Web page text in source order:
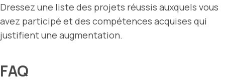
Dressez une liste des projets réussis auxquels vous
avez participé et des compétences acquises qui
justifient une augmentation.
FAQ